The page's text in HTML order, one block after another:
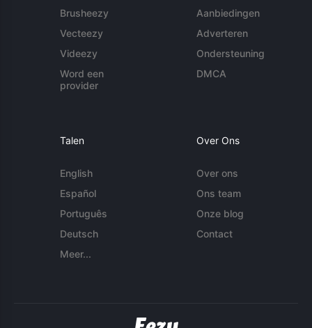
Brusheezy
Vecteezy
Videezy
Word een
provider
Aanbiedingen
Adverteren
Ondersteuning
DMCA
Talen
English
Español
Português
Deutsch
Meer...
Over Ons
Over ons
Ons team
Onze blog
Contact